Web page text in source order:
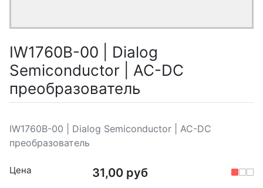
IW1760B-00 | Dialog
Semiconductor | AC-DC
преобразователь
IW1760B-00 | Dialog Semiconductor | AC-DC
преобразователь
Цена 31,00 руб